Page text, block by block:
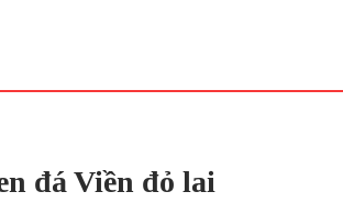
đá Viền đỏ lai